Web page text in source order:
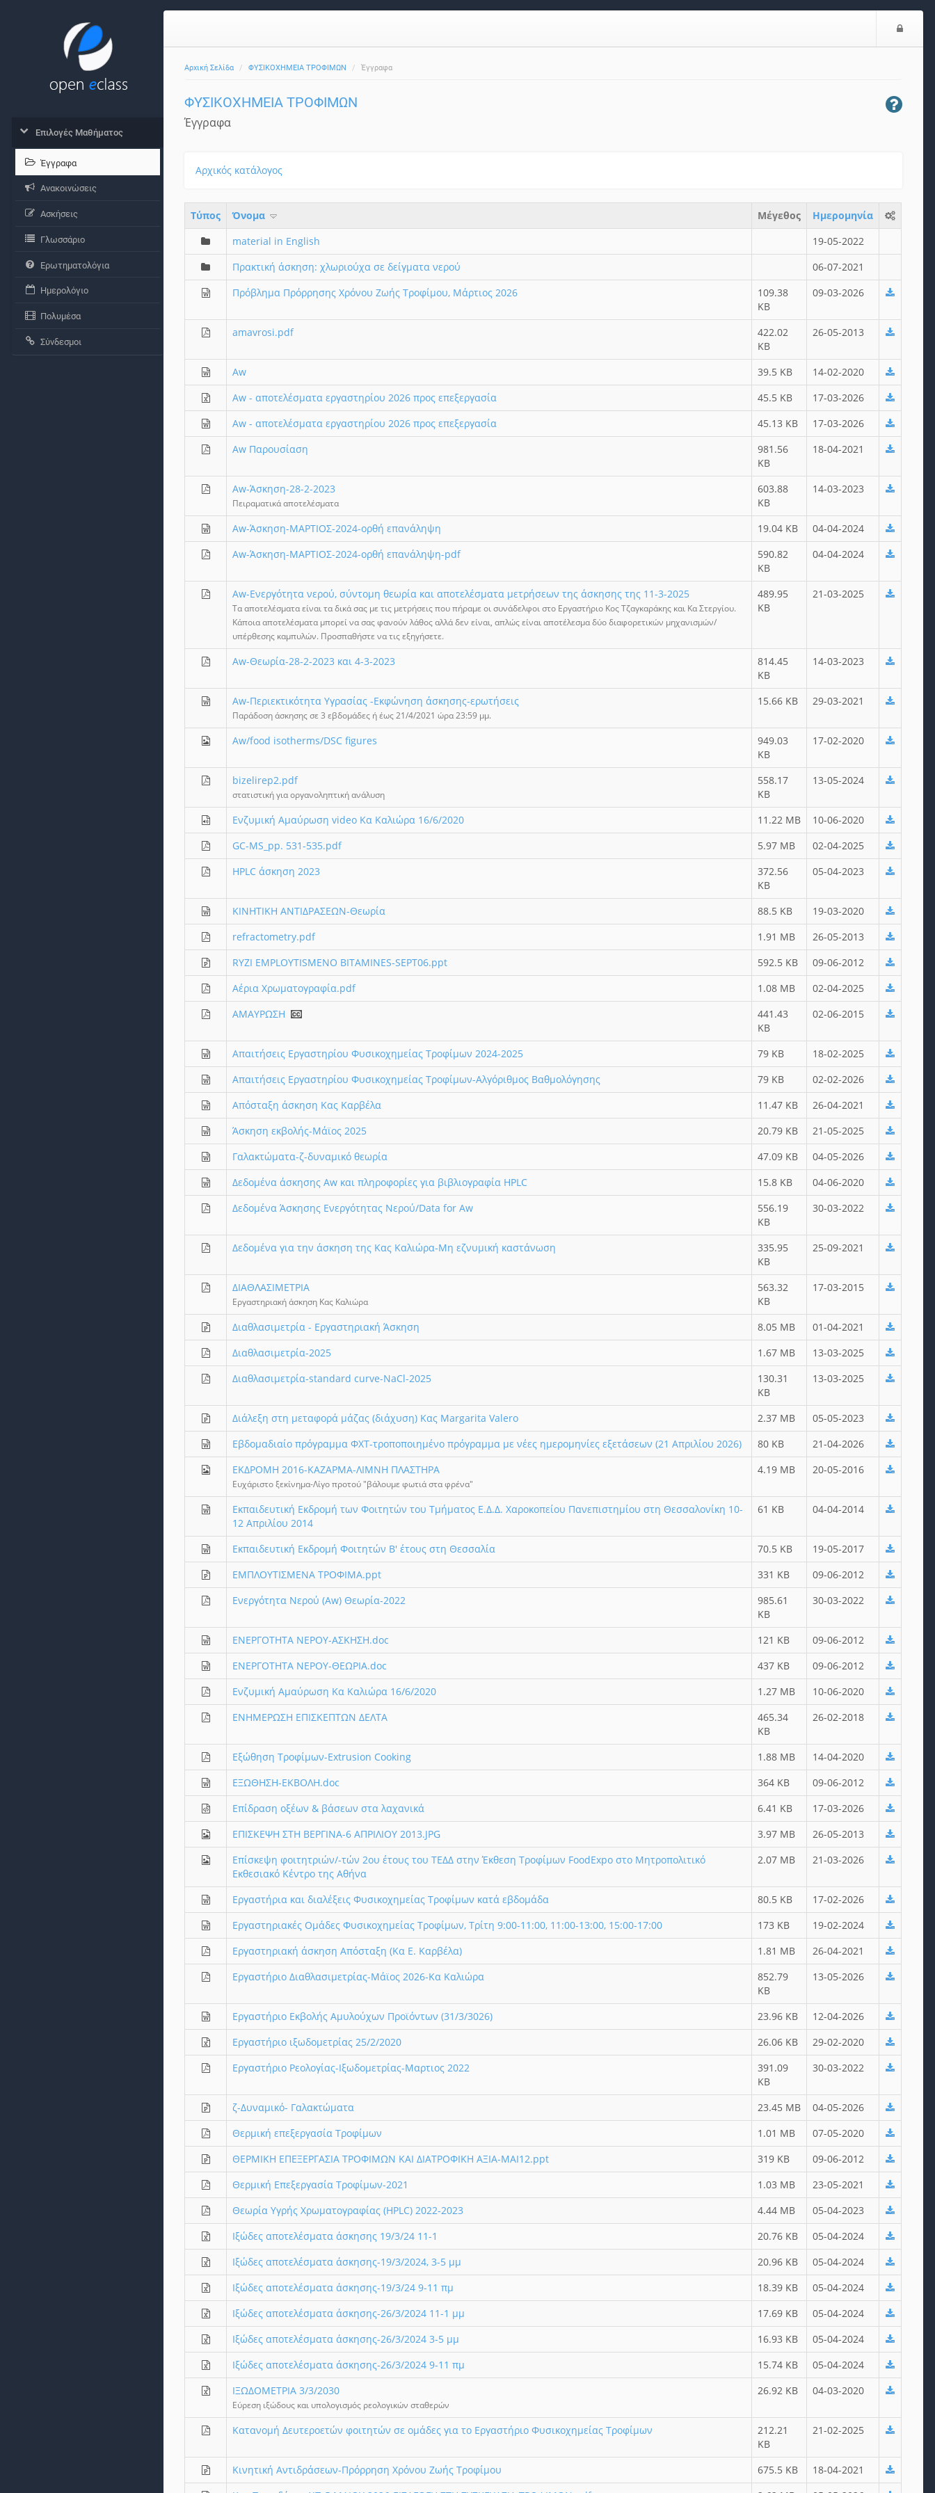
Αρχική Σελίδα ΦΥΣΙΚΟΧΗΜΕΙΑ ΤΡΟΦΙΜΩΝ Έγγραφα
ΦΥΣΙΚΟΧΗΜΕΙΑ ΤΡΟΦΙΜΩΝ
Έγγραφα
Αρχικός κατάλογος
Τύπος Όνομα Μέγεθος
Ημερομηνία
material in English
19-05-2022
Πρακτική άσκηση: χλωριούχα σε δείγματα νερού
06-07-2021
Πρόβλημα Πρόρρησης Χρόνου Ζωής Τροφίμου, Μάρτιος 2026
109.38
KB
09-03-2026
amavrosi.pdf
422.02
KB
26-05-2013
Aw 39.5 KB
14-02-2020
Aw - αποτελέσματα εργαστηρίου 2026 προς επεξεργασία
45.5 KB
17-03-2026
Aw - αποτελέσματα εργαστηρίου 2026 προς επεξεργασία
45.13 KB
17-03-2026
Aw Παρουσίαση
981.56
KB
18-04-2021
Aw-Άσκηση-28-2-2023
Πειραματικά αποτελέσματα
603.88
KB
14-03-2023
Aw-Άσκηση-ΜΑΡΤΙΟΣ-2024-ορθή επανάληψη 19.04 KB
04-04-2024
Aw-Άσκηση-ΜΑΡΤΙΟΣ-2024-ορθή επανάληψη-pdf
590.82
KB
04-04-2024
Aw-Ενεργότητα νερού, σύντομη θεωρία και αποτελέσματα μετρήσεων της άσκησης της 11-3-2025
Τα αποτελέσματα είναι τα δικά σας με τις μετρήσεις που πήραμε οι συνάδελφοι στο Εργαστήριο Κος Τζαγκαράκης και Κα Στεργίου.
Κάποια αποτελέσματα μπορεί να σας φανούν λάθος αλλά δεν είναι, απλώς είναι αποτέλεσμα δύο διαφορετικών μηχανισμών/
υπέρθεσης καμπυλών. Προσπαθήστε να τις εξηγήσετε.
489.95
KB
21-03-2025
Aw-Θεωρία-28-2-2023 και 4-3-2023
814.45
KB
14-03-2023
Aw-Περιεκτικότητα Υγρασίας -Εκφώνηση άσκησης-ερωτήσεις
Παράδοση άσκησης σε 3 εβδομάδες ή έως 21/4/2021 ώρα 23:59 μμ.
15.66 KB 29-03-2021
Aw/food isotherms/DSC figures
949.03
KB
17-02-2020
bizelirep2.pdf
στατιστική για οργανοληπτική ανάλυση
558.17
KB
13-05-2024
Eνζυμική Αμαύρωση video Κα Καλιώρα 16/6/2020 11.22 MB
10-06-2020
GC-MS_pp. 531-535.pdf
5.97 MB
02-04-2025
HPLC άσκηση 2023
372.56
KB
05-04-2023
KINHTIKH ΑΝΤΙΔΡΑΣΕΩΝ-Θεωρία 88.5 KB
19-03-2020
refractometry.pdf
1.91 MB
26-05-2013
RYZI EMPLOYTISMENO BITAMINES-SEPT06.ppt
592.5 KB
09-06-2012
Αέρια Χρωματογραφία.pdf
1.08 MB
02-04-2025
ΑΜΑΥΡΩΣΗ
441.43
KB
02-06-2015
Απαιτήσεις Εργαστηρίου Φυσικοχημείας Τροφίμων 2024-2025 79 KB
18-02-2025
Απαιτήσεις Εργαστηρίου Φυσικοχημείας Τροφίμων-Αλγόριθμος Βαθμολόγησης
79 KB
02-02-2026
Απόσταξη άσκηση Κας Καρβέλα
11.47 KB
26-04-2021
Άσκηση εκβολής-Μάϊος 2025
20.79 KB
21-05-2025
Γαλακτώματα-ζ-δυναμικό θεωρία
47.09 KB
04-05-2026
Δεδομένα άσκησης Aw και πληροφορίες για βιβλιογραφία HPLC
15.8 KB
04-06-2020
Δεδομένα Άσκησης Ενεργότητας Νερού/Data for Aw
556.19
KB
30-03-2022
Δεδομένα για την άσκηση της Κας Καλιώρα-Μη εζνυμική καστάνωση
335.95
KB
25-09-2021
ΔΙΑΘΛΑΣΙΜΕΤΡΙΑ
Εργαστηριακή άσκηση Κας Καλιώρα
563.32
KB
17-03-2015
Διαθλασιμετρία - Εργαστηριακή Άσκηση 8.05 MB
01-04-2021
Διαθλασιμετρία-2025
1.67 MB
13-03-2025
Διαθλασιμετρία-standard curve-NaCl-2025
130.31
KB
13-03-2025
Διάλεξη στη μεταφορά μάζας (διάχυση) Κας Margarita Valero 2.37 MB
05-05-2023
Εβδομαδιαίο πρόγραμμα ΦΧΤ-τροποποιημένο πρόγραμμα με νέες ημερομηνίες εξετάσεων (21 Απριλίου 2026)
80 KB
21-04-2026
ΕΚΔΡΟΜΗ 2016-ΚΑΖΑΡΜΑ-ΛΙΜΝΗ ΠΛΑΣΤΗΡΑ
Ευχάριστο ξεκίνημα-Λίγο προτού "βάλουμε φωτιά στα φρένα"
4.19 MB 20-05-2016
Εκπαιδευτική Εκδρομή των Φοιτητών του Τμήματος Ε.Δ.Δ. Χαροκοπείου Πανεπιστημίου στη Θεσσαλονίκη 10-
12 Απριλίου 2014
61 KB 04-04-2014
Εκπαιδευτική Εκδρομή Φοιτητών Β' έτους στη Θεσσαλία 70.5 KB
19-05-2017
ΕΜΠΛΟΥΤΙΣΜΕΝΑ ΤΡΟΦΙΜΑ.ppt
331 KB
09-06-2012
Ενεργότητα Νερού (Αw) Θεωρία-2022
985.61
KB
30-03-2022
ΕΝΕΡΓΟΤΗΤΑ ΝΕΡΟΥ-ΑΣΚΗΣΗ.doc 121 KB
09-06-2012
ΕΝΕΡΓΟΤΗΤΑ ΝΕΡΟΥ-ΘΕΩΡΙΑ.doc
437 KB
09-06-2012
Ενζυμική Αμαύρωση Κα Καλιώρα 16/6/2020
1.27 MB
10-06-2020
ΕΝΗΜΕΡΩΣΗ ΕΠΙΣΚΕΠΤΩΝ ΔΕΛΤΑ
465.34
KB
26-02-2018
Εξώθηση Τροφίμων-Extrusion Cooking 1.88 MB
14-04-2020
ΕΞΩΘΗΣΗ-ΕΚΒΟΛΗ.doc
364 KB
09-06-2012
Επίδραση οξέων & βάσεων στα λαχανικά
6.41 KB
17-03-2026
ΕΠΙΣΚΕΨΗ ΣΤΗ ΒΕΡΓΙΝΑ-6 ΑΠΡΙΛΙΟΥ 2013.JPG
3.97 MB
26-05-2013
Επίσκεψη φοιτητριών/-τών 2ου έτους του ΤΕΔΔ στην Έκθεση Τροφίμων FoodExpo στο Μητροπολιτικό
Εκθεσιακό Κέντρο της Αθήνα
2.07 MB 21-03-2026
Εργαστήρια και διαλέξεις Φυσικοχημείας Τροφίμων κατά εβδομάδα 80.5 KB
17-02-2026
Εργαστηριακές Ομάδες Φυσικοχημείας Τροφίμων, Τρίτη 9:00-11:00, 11:00-13:00, 15:00-17:00
173 KB
19-02-2024
Εργαστηριακή άσκηση Απόσταξη (Κα Ε. Καρβέλα)
1.81 MB
26-04-2021
Εργαστήριο Διαθλασιμετρίας-Μάϊος 2026-Κα Καλιώρα
852.79
KB
13-05-2026
Εργαστήριο Εκβολής Αμυλούχων Προϊόντων (31/3/3026) 23.96 KB
12-04-2026
Εργαστήριο ιξωδομετρίας 25/2/2020
26.06 KB
29-02-2020
Εργαστήριο Ρεολογίας-Ιξωδομετρίας-Μαρτιος 2022
391.09
KB
30-03-2022
ζ-Δυναμικό- Γαλακτώματα 23.45 MB
04-05-2026
Θερμική επεξεργασία Τροφίμων
1.01 MB
07-05-2020
ΘΕΡΜΙΚΗ ΕΠΕΞΕΡΓΑΣΙΑ ΤΡΟΦΙΜΩΝ ΚΑΙ ΔΙΑΤΡΟΦΙΚΗ ΑΞΙΑ-ΜΑΙ12.ppt
319 KB
09-06-2012
Θερμική Επεξεργασία Τροφίμων-2021
1.03 MB
23-05-2021
Θεωρία Υγρής Χρωματογραφίας (HPLC) 2022-2023
4.44 MB
05-04-2023
Ιξώδες αποτελέσματα άσκησης 19/3/24 11-1
20.76 KB
05-04-2024
Ιξώδες αποτελέσματα άσκησης-19/3/2024, 3-5 μμ
20.96 KB
05-04-2024
Ιξώδες αποτελέσματα άσκησης-19/3/24 9-11 πμ
18.39 KB
05-04-2024
Ιξώδες αποτελέσματα άσκησης-26/3/2024 11-1 μμ
17.69 KB
05-04-2024
Ιξώδες αποτελέσματα άσκησης-26/3/2024 3-5 μμ
16.93 KB
05-04-2024
Ιξώδες αποτελέσματα άσκησης-26/3/2024 9-11 πμ
15.74 KB
05-04-2024
ΙΞΩΔΟΜΕΤΡΙΑ 3/3/2030
Εύρεση ιξώδους και υπολογισμός ρεολογικών σταθερών
26.92 KB 04-03-2020
Κατανομή Δευτεροετών φοιτητών σε ομάδες για το Εργαστήριο Φυσικοχημείας Τροφίμων
212.21
KB
21-02-2025
Κινητική Αντιδράσεων-Πρόρρηση Χρόνου Ζωής Τροφίμου 675.5 KB
18-04-2021
Επιλογές Μαθήματος
Έγγραφα
Ανακοινώσεις
Ασκήσεις
Γλωσσάριο
Ερωτηματολόγια
Ημερολόγιο
Πολυμέσα
Σύνδεσμοι